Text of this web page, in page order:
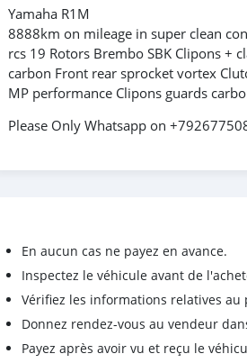
Yamaha R1M
8888km on mileage in super clean
rcs 19 Rotors Brembo SBK Clipons +
carbon Front rear sprocket vortex
MP performance Clipons guards
Please Only Whatsapp on
En aucun cas ne payez en avance.
Inspectez le véhicule avant de
Vérifiez les informations relatives
Donnez rendez-vous au vendeur
Payez après avoir vu et reçu le